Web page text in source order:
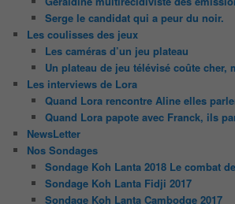
Serge le candidat qui a peur du noir.
Les coulisses des jeux
Les caméras d’un jeu plateau
Un plateau de jeu télévisé coûte cher,
Les interviews de Lora
Quand Lora rencontre Aline elles
Quand Lora papote avec Franck, ils
NewsLetter
Nos Sondages
Sondage Koh Lanta 2018 Le combat
Sondage Koh Lanta Fidji 2017
Sondage Koh Lanta Cambodge 2017